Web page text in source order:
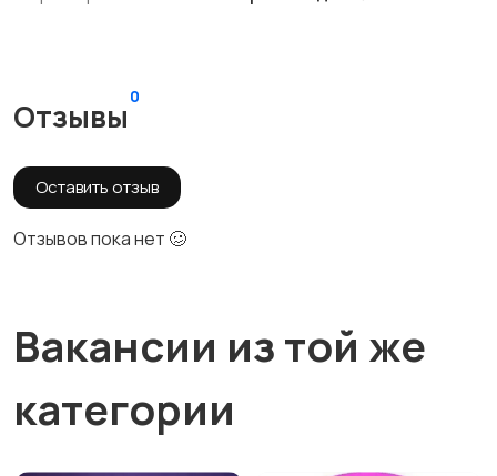
Отзывы
0
Оставить отзыв
Отзывов пока нет 🥴
Вакансии из той же
категории